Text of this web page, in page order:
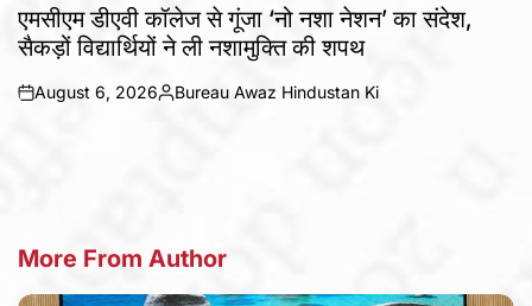
IN
एमसीएम डीएवी कॉलेज से गूंजा ‘नो नशा नेशन’ का संदेश,
सैकड़ों विद्यार्थियों ने ली नशामुक्ति की शपथ
on
August 6, 2026
Posted
Bureau Awaz Hindustan Ki
More From Author